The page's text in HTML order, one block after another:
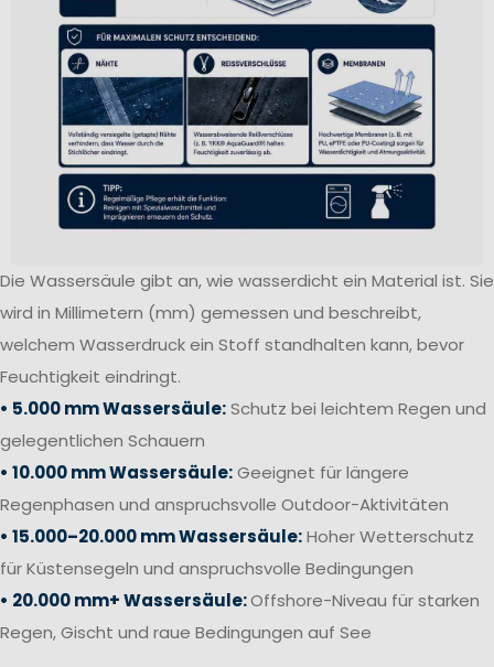
Die Wassersäule gibt an, wie wasserdicht ein Material ist. Sie
wird in Millimetern (mm) gemessen und beschreibt,
welchem Wasserdruck ein Stoff standhalten kann, bevor
Feuchtigkeit eindringt.
• 5.000 mm Wassersäule:Schutz bei leichtem Regen und
gelegentlichen Schauern
• 10.000 mm Wassersäule:Geeignet für längere
Regenphasen und anspruchsvolle Outdoor-Aktivitäten
• 15.000–20.000 mm Wassersäule:Hoher Wetterschutz
für Küstensegeln und anspruchsvolle Bedingungen
• 20.000 mm+ Wassersäule:Offshore-Niveau für starken
Regen, Gischt und raue Bedingungen auf See